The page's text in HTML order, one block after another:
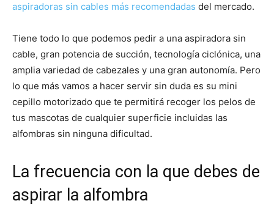
aspiradoras sin cables más recomendadas del mercado.
Tiene todo lo que podemos pedir a una aspiradora sin
cable, gran potencia de succión, tecnología ciclónica, una
amplia variedad de cabezales y una gran autonomía. Pero
lo que más vamos a hacer servir sin duda es su mini
cepillo motorizado que te permitirá recoger los pelos de
tus mascotas de cualquier superficie incluidas las
alfombras sin ninguna dificultad.
La frecuencia con la que debes de
aspirar la alfombra